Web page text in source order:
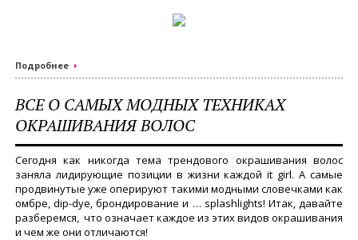
Подробнее
ВСЕ О САМЫХ МОДНЫХ ТЕХНИКАХ
ОКРАШИВАНИЯ ВОЛОС
Сегодня как никогда тема трендового окрашивания волос
заняла лидирующие позиции в жизни каждой it girl. А самые
продвинутые уже оперируют такими модными словечками как
омбре, dip-dye, брондирование и … splashlights! Итак, давайте
разберемся, что означает каждое из этих видов окрашивания
и чем же они отличаются!